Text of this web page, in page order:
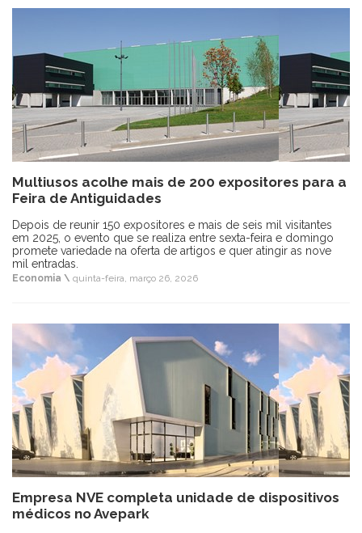
Multiusos acolhe mais de 200 expositores para a
Feira de Antiguidades
Depois de reunir 150 expositores e mais de seis mil visitantes
em 2025, o evento que se realiza entre sexta-feira e domingo
promete variedade na oferta de artigos e quer atingir as nove
mil entradas.
Economia \ quinta-feira, março 26, 2026
Empresa NVE completa unidade de dispositivos
médicos no Avepark